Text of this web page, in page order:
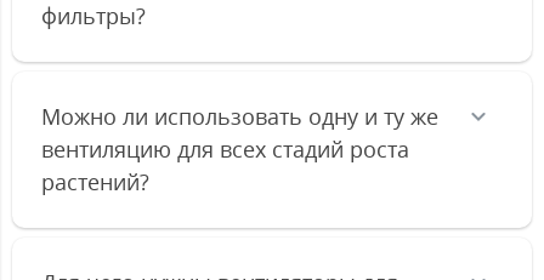
фильтры?
Можно ли использовать одну и ту же
вентиляцию для всех стадий роста
растений?